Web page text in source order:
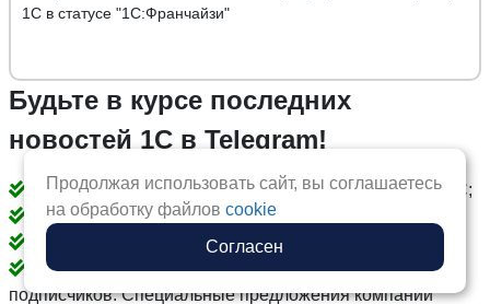
1С в статусе "1С:Франчайзи"
Будьте в курсе последних
новостей 1С в Telegram!
Публикуем инструкции и советы по разработке на 1С;
Рекомендации по интеграции 1С;
Бесплатно делимся своими обработками;
Публикуем секретные спецпредложения только для
подписчиков. Специальные предложения компании
Продолжая использовать сайт, вы соглашаетесь
на обработку файловcookie
Согласен